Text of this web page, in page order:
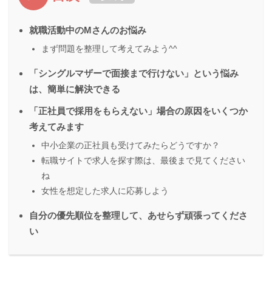
就職活動中のMさんのお悩み
まず問題を整理して考えてみよう^^
「シングルマザーで面接まで行けない」という悩み
は、簡単に解決できる
「正社員で採用をもらえない」場合の原因をいくつか
考えてみます
中小企業の正社員も受けてみたらどうですか？
転職サイトで求人を探す際は、最後まで見てください
ね
女性を想定した求人に応募しよう
自分の優先順位を整理して、あせらず頑張ってくださ
い